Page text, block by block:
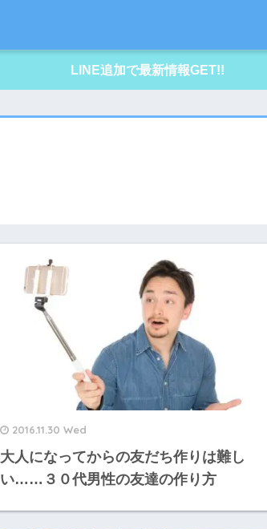
LINE追加で最新情報GET!!
2016.11.30 Wed
大人になってからの友だち作りは難し
い……３０代男性の友達の作り方